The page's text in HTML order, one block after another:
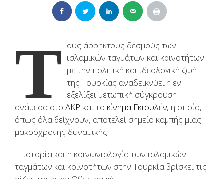
Τ ους άρρηκτους δεσμούς των
ισλαμικών ταγμάτων και κοινοτήτων
με την πολιτική και ιδεολογική ζωή
της Τουρκίας αναδεικνύει η εν
εξελίξει μετωπική σύγκρουση
ανάμεσα στο ΑΚΡ και το κίνημα Γκιουλέν, η οποία,
όπως όλα δείχνουν, αποτελεί σημείο καμπής μιας
μακρόχρονης δυναμικής.
Η ιστορία και η κοινωνιολογία των ισλαμικών
ταγμάτων και κοινοτήτων στην Τουρκία βρίσκει τις